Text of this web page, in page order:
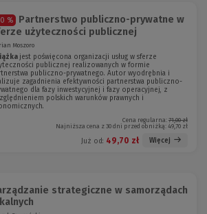
%
Partnerstwo publiczno-prywatne w
użyteczności publicznej
Moszoro
jest poświęcona organizacji usług w sferze
publicznej realizowanych w formie
publiczno-prywatnego. Autor wyodrębnia i
zagadnienia efektywności partnerstwa publiczno-
dla fazy inwestycyjnej i fazy operacyjnej, z
polskich warunków prawnych i
Cena regularna: 71,00 zł
Najniższa cena z 30 dni przed obniżką: 49,70 zł
Już od: 49,70 zł Więcej
strategiczne w samorządach